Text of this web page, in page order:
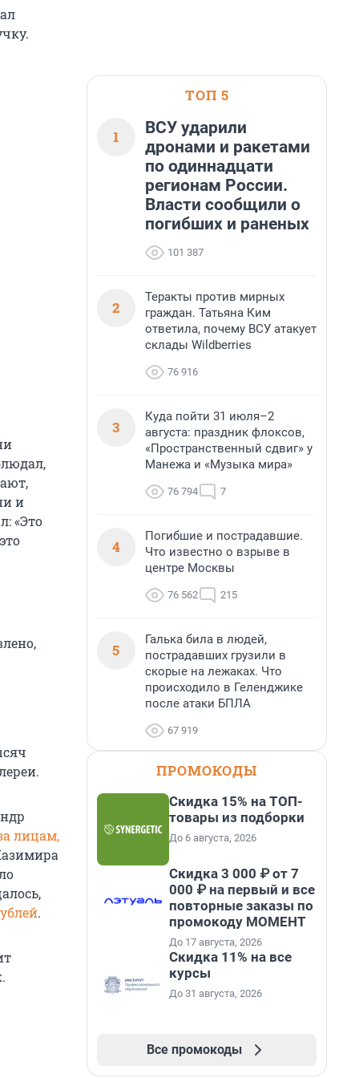
и
«Это
лицам,
.
ТОП 5
1
ВСУ ударили
дронами и ракетами
по одиннадцати
регионам России.
Власти сообщили о
погибших и раненых
101 387
2
Теракты против мирных
граждан. Татьяна Ким
ответила, почему ВСУ атакует
склады Wildberries
76 916
3
Куда пойти 31 июля–2
августа: праздник флоксов,
«Пространственный сдвиг» у
Манежа и «Музыка мира»
76 794 7
4
Погибшие и пострадавшие.
Что известно о взрыве в
центре Москвы
76 562 215
5
Галька била в людей,
пострадавших грузили в
скорые на лежаках. Что
происходило в Геленджике
после атаки БПЛА
67 919
ПРОМОКОДЫ
Скидка 15% на ТОП-
товары из подборки
До 6 августа, 2026
Скидка 3 000 ₽ от 7
000 ₽ на первый и все
повторные заказы по
промокоду МОМЕНТ
До 17 августа, 2026
Скидка 11% на все
курсы
До 31 августа, 2026
Все промокоды